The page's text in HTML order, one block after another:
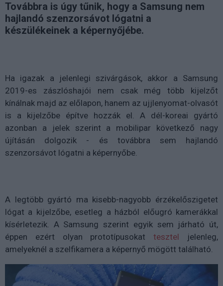
Továbbra is úgy tűnik, hogy a Samsung nem
hajlandó szenzorsávot lógatni a
készülékeinek a képernyőjébe.
Ha igazak a jelenlegi szivárgások, akkor a Samsung
2019-es zászlóshajói nem csak még több kijelzőt
kínálnak majd az előlapon, hanem az ujjlenyomat-olvasót
is a kijelzőbe építve hozzák el. A dél-koreai gyártó
azonban a jelek szerint a mobilipar következő nagy
újításán dolgozik - és továbbra sem hajlandó
szenzorsávot lógatni a képernyőbe.
A legtöbb gyártó ma kisebb-nagyobb érzékelőszigetet
lógat a kijelzőbe, esetleg a házból előugró kamerákkal
kísérletezik. A Samsung szerint egyik sem járható út,
éppen ezért olyan prototípusokattesztel jelenleg,
amelyeknél a szelfikamera a képernyő mögött található.